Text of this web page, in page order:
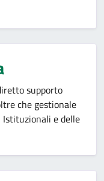
supporto
che gestionale
Istituzionali e delle